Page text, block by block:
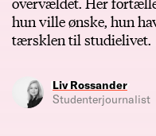
hun ville ønske, hun
tærsklen til studielivet.
Liv Rossander
Studenterjournalist